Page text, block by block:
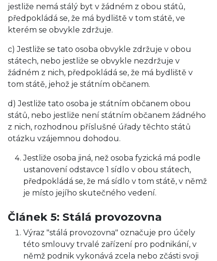
jestliže nemá stálý byt v žádném z obou států,
předpokládá se, že má bydliště v tom státě, ve
kterém se obvykle zdržuje.
c) Jestliže se tato osoba obvykle zdržuje v obou
státech, nebo jestliže se obvykle nezdržuje v
žádném z nich, předpokládá se, že má bydliště v
tom státě, jehož je státním občanem.
d) Jestliže tato osoba je státním občanem obou
států, nebo jestliže není státním občanem žádného
z nich, rozhodnou příslušné úřady těchto států
otázku vzájemnou dohodou.
Jestliže osoba jiná, než osoba fyzická má podle
ustanovení odstavce 1 sídlo v obou státech,
předpokládá se, že má sídlo v tom státě, v němž
je místo jejího skutečného vedení.
Článek 5: Stálá provozovna
Výraz "stálá provozovna" označuje pro účely
této smlouvy trvalé zařízení pro podnikání, v
němž podnik vykonává zcela nebo zčásti svoji